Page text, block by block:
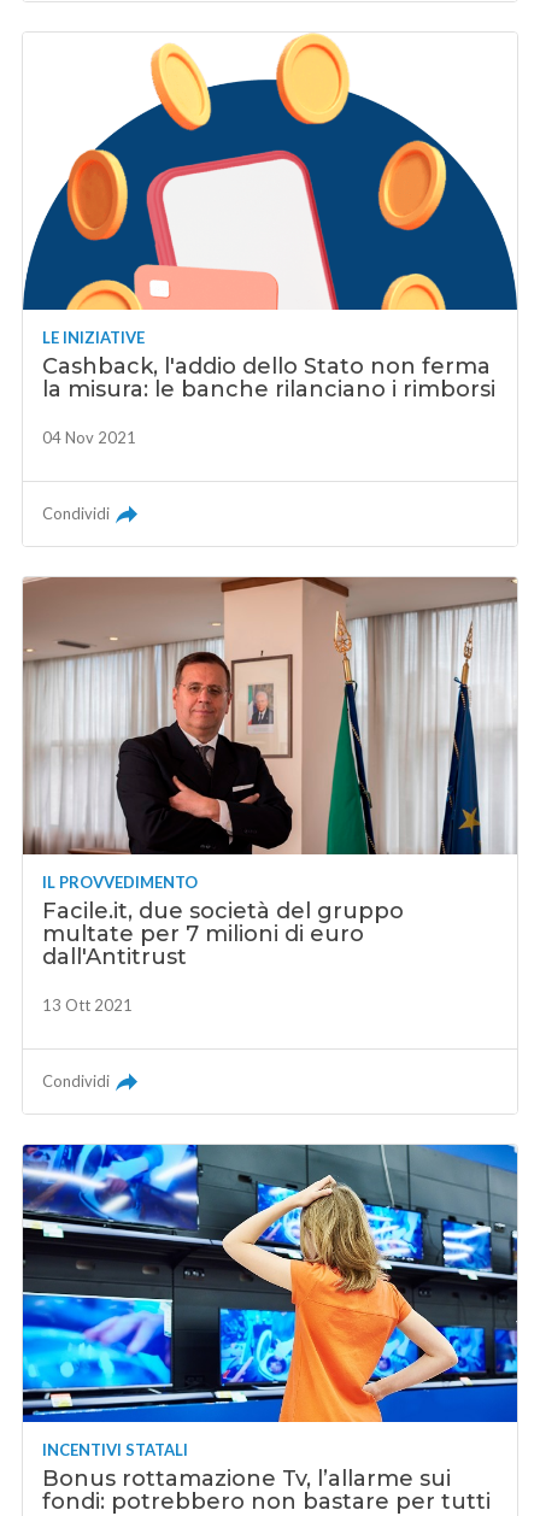
LE INIZIATIVE
Cashback, l'addio dello Stato non ferma
la misura: le banche rilanciano i rimborsi
04 Nov 2021
Condividi
IL PROVVEDIMENTO
Facile.it, due società del gruppo
multate per 7 milioni di euro
dall'Antitrust
13 Ott 2021
Condividi
INCENTIVI STATALI
Bonus rottamazione Tv, l’allarme sui
fondi: potrebbero non bastare per tutti